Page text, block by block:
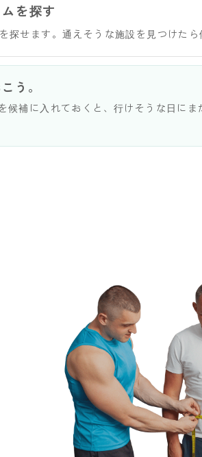
を探す
探せます。通えそうな施設を見つけた
う。
候補に入れておくと、行けそうな日に